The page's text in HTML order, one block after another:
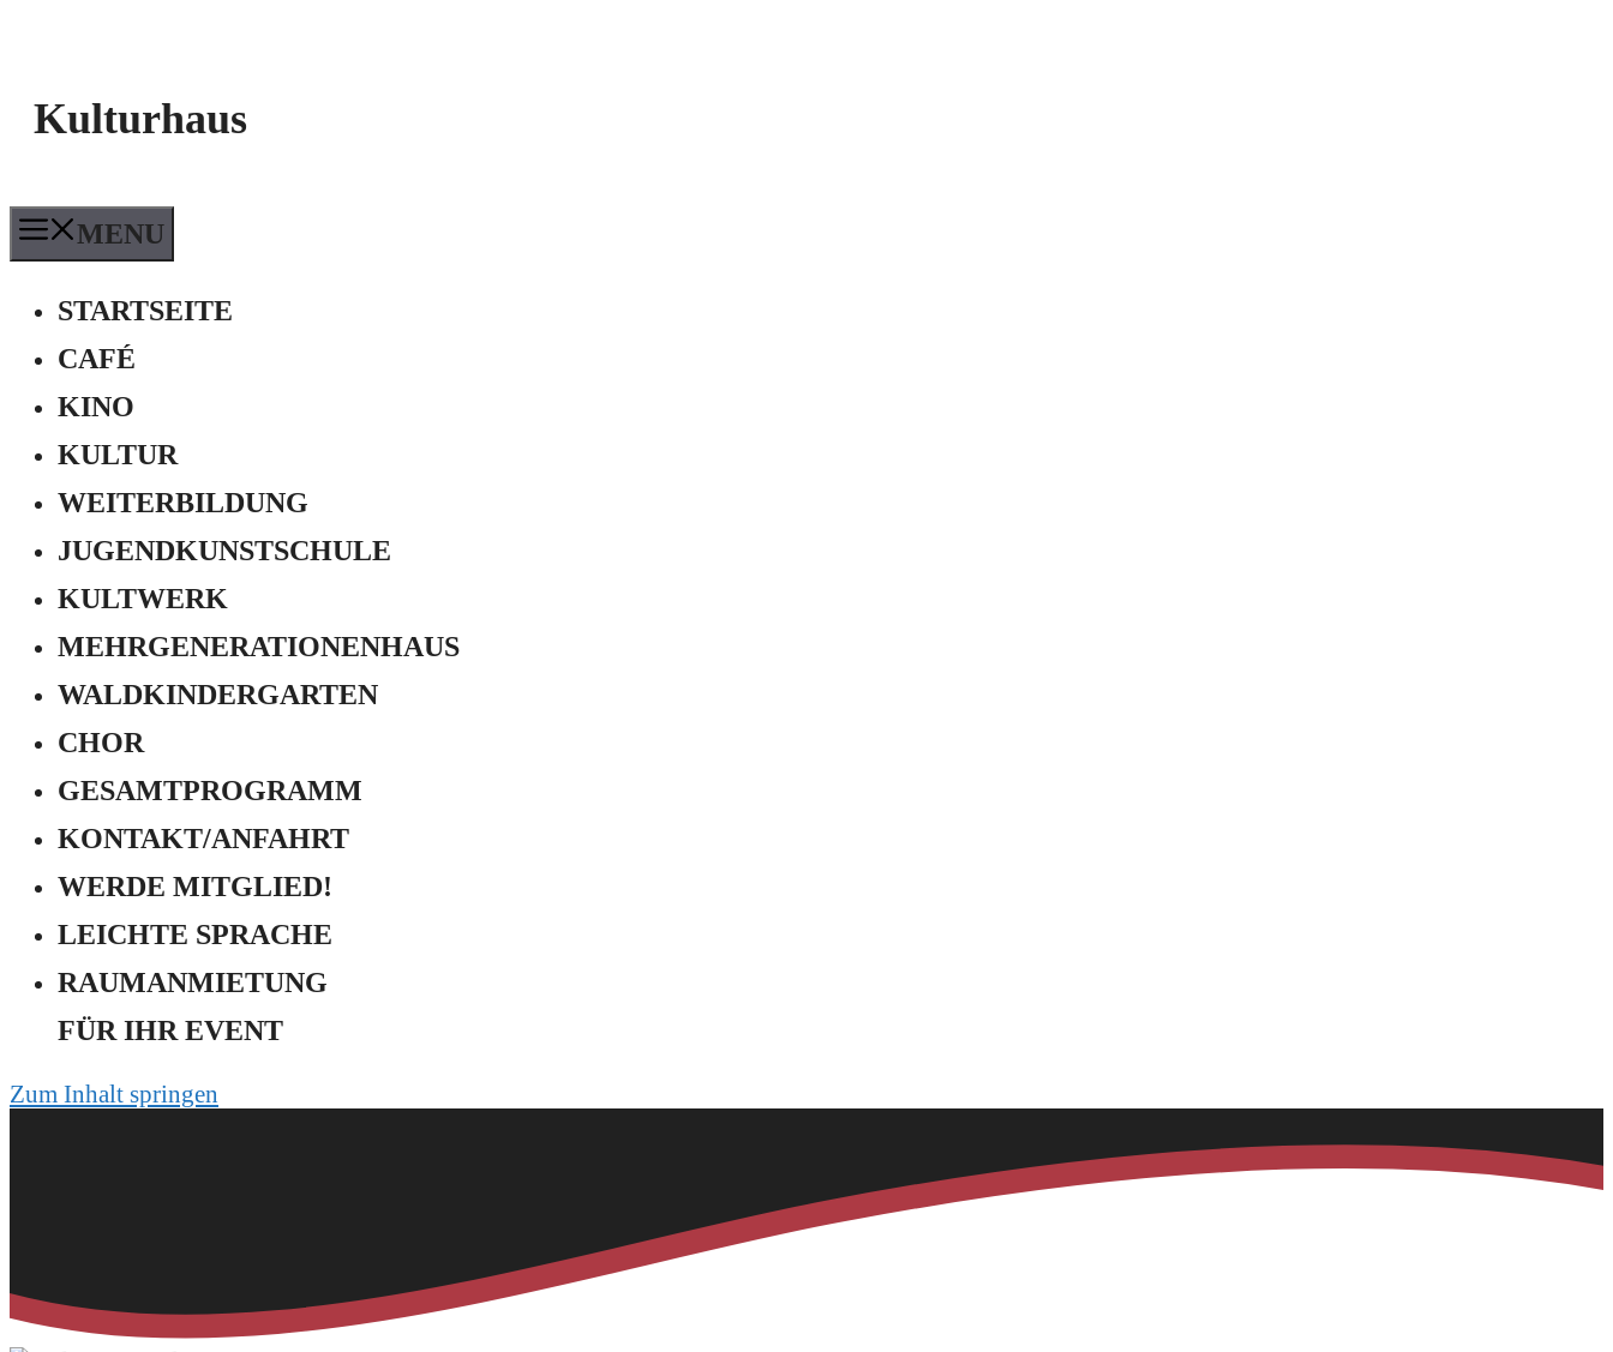
Kulturhaus
MENU
STARTSEITE
CAFÉ
KINO
KULTUR
WEITERBILDUNG
JUGEND­KUNSTSCHULE
KULTWERK
MEHRGENERATIONEN­HAUS
WALDKINDERGARTEN
CHOR
GESAMTPROGRAMM
KONTAKT/ANFAHRT
WERDE MITGLIED!
LEICHTE SPRACHE
RAUMANMIETUNG
FÜR IHR EVENT
Zum Inhalt springen